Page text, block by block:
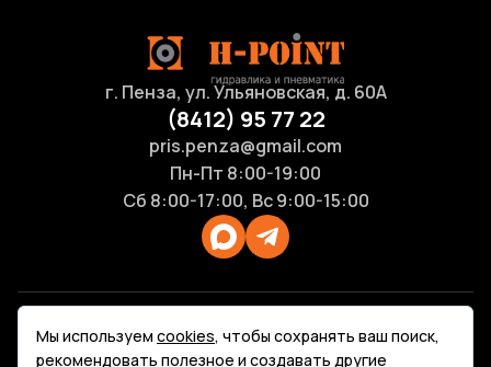
г. Пенза, ул. Ульяновская, д. 60А
(8412) 95 77 22
pris.penza@gmail.com
Пн-Пт 8:00-19:00
Сб 8:00-17:00, Вс 9:00-15:00
Продукция
Каталоги
Мы используем cookies, чтобы сохранять ваш поиск,
рекомендовать полезное и создавать другие